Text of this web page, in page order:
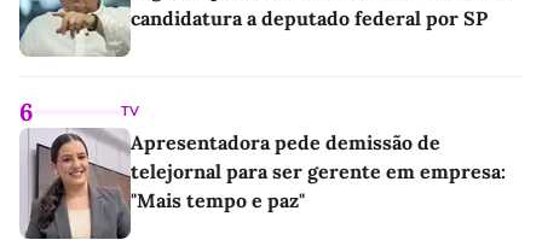
candidatura a deputado federal por SP
6 TV
Apresentadora pede demissão de
telejornal para ser gerente em empresa:
"Mais tempo e paz"